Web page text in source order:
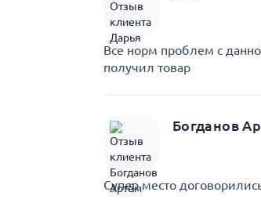
Все норм проблем с
получил товар
Богданов
Супер место